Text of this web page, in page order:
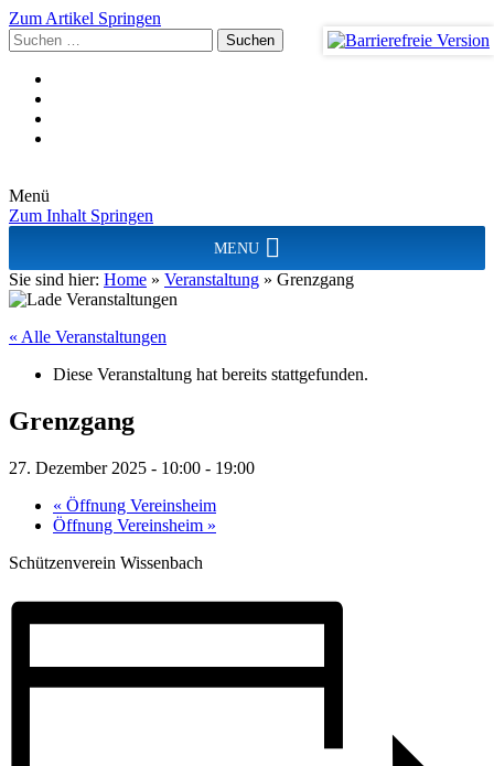
Zum Artikel Springen
Suchen
nach:
Menü
Zum Inhalt Springen
MENU
Sie sind hier: Home » Veranstaltung » Grenzgang
« Alle Veranstaltungen
Diese Veranstaltung hat bereits stattgefunden.
Grenzgang
27. Dezember 2025 - 10:00 - 19:00
« Öffnung Vereinsheim
Öffnung Vereinsheim »
Schützenverein Wissenbach